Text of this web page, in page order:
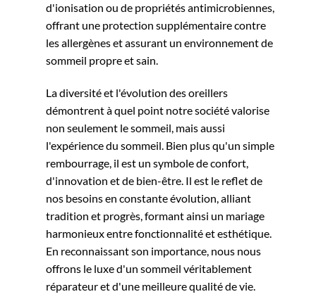
d'ionisation ou de propriétés antimicrobiennes,
offrant une protection supplémentaire contre
les allergènes et assurant un environnement de
sommeil propre et sain.
La diversité et l'évolution des oreillers
démontrent à quel point notre société valorise
non seulement le sommeil, mais aussi
l'expérience du sommeil. Bien plus qu'un simple
rembourrage, il est un symbole de confort,
d'innovation et de bien-être. Il est le reflet de
nos besoins en constante évolution, alliant
tradition et progrès, formant ainsi un mariage
harmonieux entre fonctionnalité et esthétique.
En reconnaissant son importance, nous nous
offrons le luxe d'un sommeil véritablement
réparateur et d'une meilleure qualité de vie.